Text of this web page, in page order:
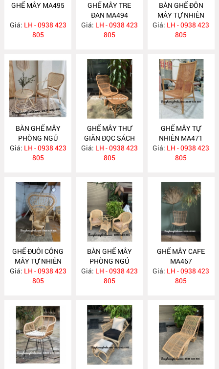
GHẾ MÂY MA495
Giá: LH - 0938 423
805
GHẾ MÂY TRE
ĐAN MA494
Giá: LH - 0938 423
805
BÀN GHẾ ĐÔN
MÂY TỰ NHIÊN
MA482
Giá: LH - 0938 423
805
BÀN GHẾ MÂY
PHÒNG NGỦ
MA479
Giá: LH - 0938 423
805
GHẾ MÂY THƯ
GIÃN ĐỌC SÁCH
KÈM ĐÔN GÁC
CHÂN MA475
Giá: LH - 0938 423
805
GHẾ MÂY TỰ
NHIÊN MA471
Giá: LH - 0938 423
805
GHẾ ĐUÔI CÔNG
MÂY TỰ NHIÊN
MA470
Giá: LH - 0938 423
805
BÀN GHẾ MÂY
PHÒNG NGỦ
MA469
Giá: LH - 0938 423
805
GHẾ MÂY CAFE
MA467
Giá: LH - 0938 423
805